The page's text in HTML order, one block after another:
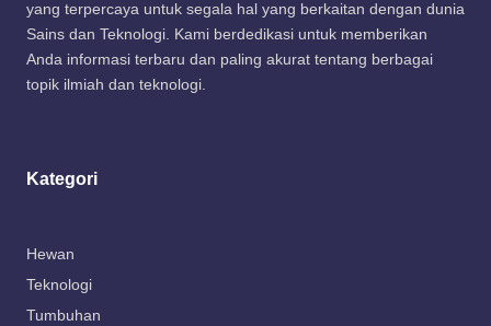
yang terpercaya untuk segala hal yang berkaitan dengan dunia
Sains dan Teknologi. Kami berdedikasi untuk memberikan
Anda informasi terbaru dan paling akurat tentang berbagai
topik ilmiah dan teknologi.
Kategori
Hewan
Teknologi
Tumbuhan